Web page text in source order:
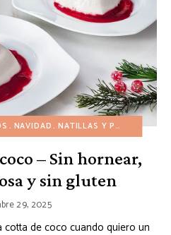
NAVIDAD NATILLAS Y PUDIN
– Sin hornear,
y sin gluten
29, 2025
cotta de coco cuando quiero un